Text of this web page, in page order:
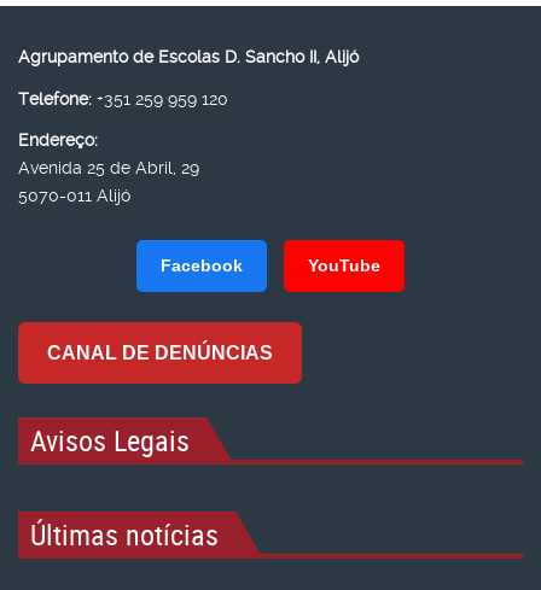
Agrupamento de Escolas D. Sancho II, Alijó
Telefone: +351 259 959 120
Endereço:
Avenida 25 de Abril, 29
5070-011 Alijó
Facebook YouTube
CANAL DE DENÚNCIAS
Avisos Legais
Últimas notícias